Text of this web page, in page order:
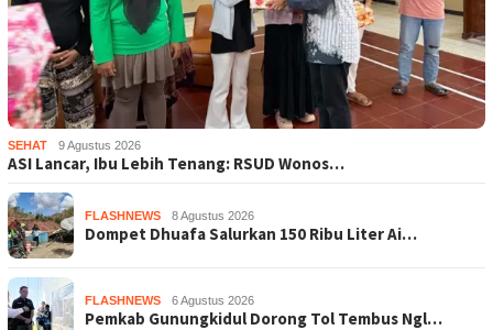
SEHAT 9 Agustus 2026
ASI Lancar, Ibu Lebih Tenang: RSUD Wonos…
FLASHNEWS 8 Agustus 2026
Dompet Dhuafa Salurkan 150 Ribu Liter Ai…
FLASHNEWS 6 Agustus 2026
Pemkab Gunungkidul Dorong Tol Tembus Ngl…